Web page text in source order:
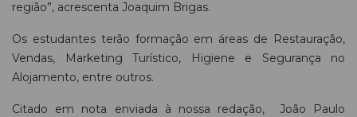
região”, acrescenta Joaquim Brigas.
Os estudantes terão formação em áreas de Restauração,
Vendas, Marketing Turístico, Higiene e Segurança no
Alojamento, entre outros.
Citado em nota enviada à nossa redação, João Paulo